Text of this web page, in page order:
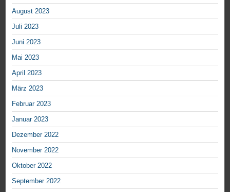
August 2023
Juli 2023
Juni 2023
Mai 2023
April 2023
März 2023
Februar 2023
Januar 2023
Dezember 2022
November 2022
Oktober 2022
September 2022